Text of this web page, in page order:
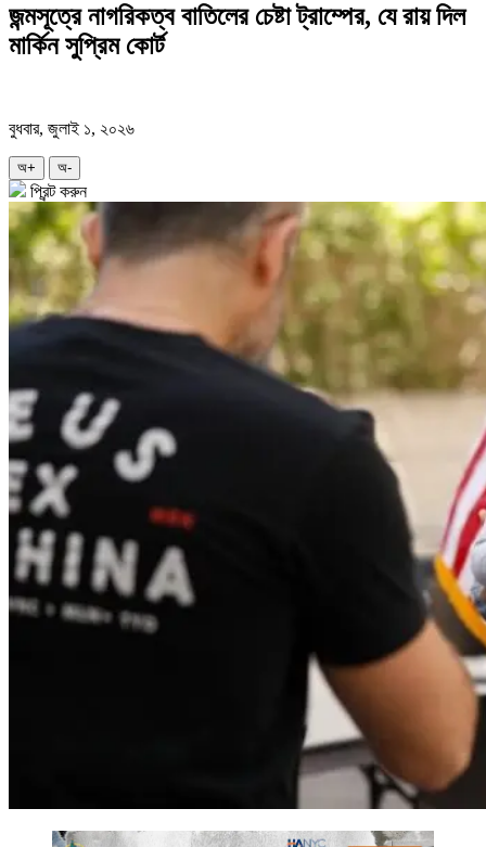
জন্মসূত্রে নাগরিকত্ব বাতিলের চেষ্টা ট্রাম্পের, যে রায় দিল
মার্কিন সুপ্রিম কোর্ট
বুধবার, জুলাই ১, ২০২৬
অ+ অ-
প্রিন্ট করুন